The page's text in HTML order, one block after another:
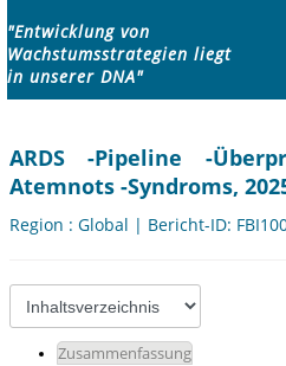
"Entwicklung von
Wachstumsstrategien liegt
in unserer DNA"
ARDS -Pipeline -
Atemnots -Syndroms,
Region : Global | Bericht-ID:
Zusammenfassung